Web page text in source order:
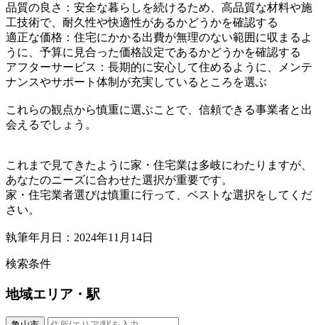
品質の良さ：安全な暮らしを続けるため、高品質な材料や施
工技術で、耐久性や快適性があるかどうかを確認する
適正な価格：住宅にかかる出費が無理のない範囲に収まるよ
うに、予算に見合った価格設定であるかどうかを確認する
アフターサービス：長期的に安心して住めるように、メンテ
ナンスやサポート体制が充実しているところを選ぶ
これらの観点から慎重に選ぶことで、信頼できる事業者と出
会えるでしょう。
これまで見てきたように家・住宅業は多岐にわたりますが、
あなたのニーズに合わせた選択が重要です。
家・住宅業者選びは慎重に行って、ベストな選択をしてくだ
さい。
執筆年月日：2024年11月14日
検索条件
地域エリア・駅